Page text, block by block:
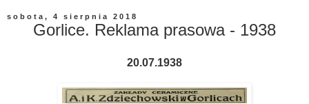
sobota, 4 sierpnia 2018
Gorlice. Reklama prasowa - 1938
20.07.1938